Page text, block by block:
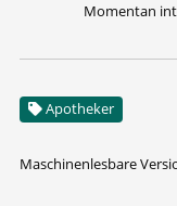
Momentan
Apotheker
Maschinenlesbare